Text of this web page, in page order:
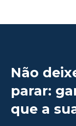
Não
parar:
que a